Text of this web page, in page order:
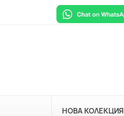
НОВА КОЛЕКЦИЯ